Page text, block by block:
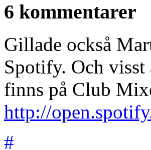
6 kommentarer
Gillade också
Spotify. Och visst
finns på Club
http://
#